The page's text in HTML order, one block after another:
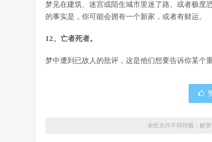
梦见在建筑、迷宫或陌生城市里迷了路。或者极度
的事实是，你可能会拥有一个新家，或者有财运。
12、亡者死者。
梦中遭到已故人的批评，这是他们想要告诉你某个重
未经允许不得转载：解